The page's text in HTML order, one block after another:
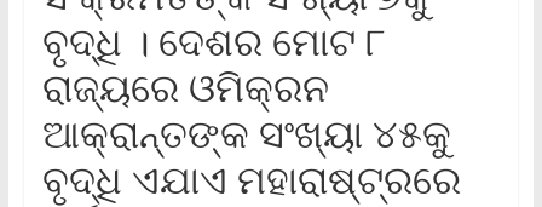
ବୃଦ୍ଧି । ଦେଶର ମୋଟ ୮
ରାଜ୍ୟରେ ଓମିକ୍ରନ
ଆକ୍ରାନ୍ତଙ୍କ ସଂଖ୍ୟା ୪୫କୁ
ବୃଦ୍ଧି ଏଯାଏ ମହାରାଷ୍ଟ୍ରରେ